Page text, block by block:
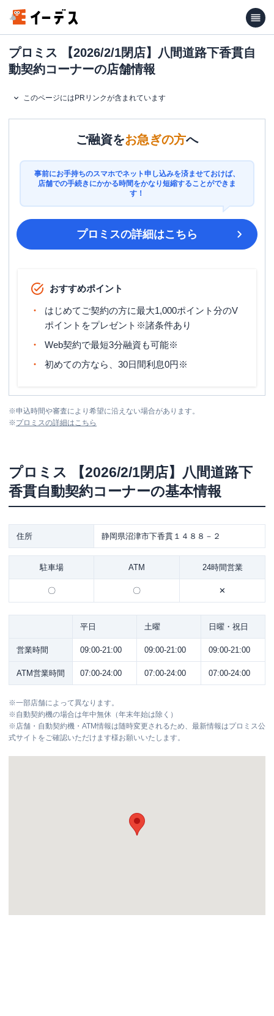
プロミス 【2026/2/1閉店】八間道路下香貫自
動契約コーナーの店舗情報
このページにはPRリンクが含まれています
ご融資をお急ぎの方へ
事前にお手持ちのスマホでネット申し込みを済ませておけば、
店舗での手続きにかかる時間をかなり短縮することができま
す！
プロミスの詳細はこちら
おすすめポイント
はじめてご契約の方に最大1,000ポイント分のV
ポイントをプレゼント※諸条件あり
Web契約で最短3分融資も可能※
初めての方なら、30日間利息0円※
※申込時間や審査により希望に沿えない場合があります。
※プロミスの詳細はこちら
プロミス
【2026/2/1閉店】八間道路下
香貫自動契約コーナーの基本情報
住所 静岡県沼津市下香貫１４８８－２
駐車場 ATM 24時間営業
〇 〇 ✕
平日 土曜 日曜・祝日
営業時間 09:00-21:00 09:00-21:00 09:00-21:00
ATM営業時間 07:00-24:00 07:00-24:00 07:00-24:00
※一部店舗によって異なります。
※自動契約機の場合は年中無休（年末年始は除く）
※店舗・自動契約機・ATM情報は随時変更されるため、最新情報はプロミス公
式サイトをご確認いただけます様お願いいたします。